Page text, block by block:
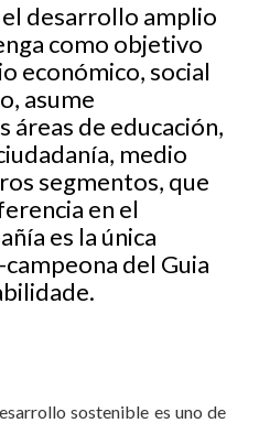
desarrollo amplio
como objetivo
económico, social
asume
áreas de educación,
medio
segmentos, que
en el
es la única
del Guia
sostenible es uno de